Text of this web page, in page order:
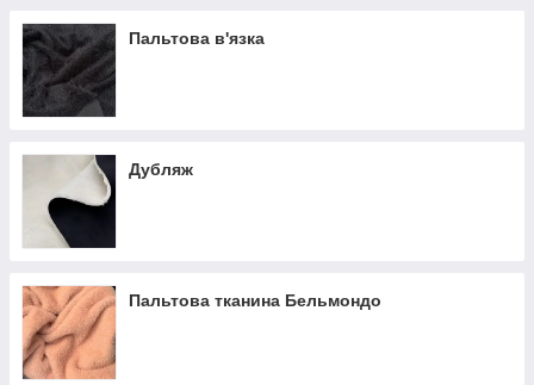
Пальтова в'язка
Дубляж
Пальтова тканина Бельмондо